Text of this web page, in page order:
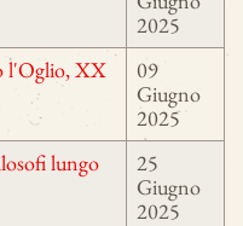
2025
l'Oglio, XX
09
Giugno
2025
lungo
25
Giugno
2025